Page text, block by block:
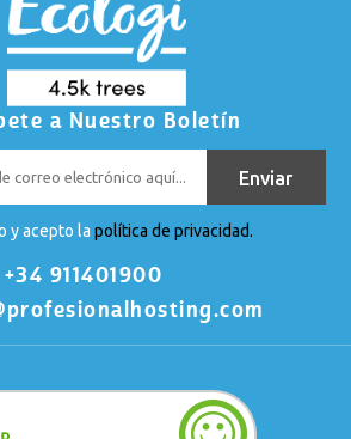
a Nuestro Boletín
y acepto la política de privacidad.
+34 911401900